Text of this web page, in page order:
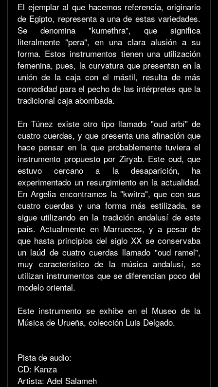
El ejemplar al que hacemos referencia, originario
de Egipto, representa a una de estas variedades.
Se denomina "kumethra", que significa
literalmente "pera", en una clara alusión a su
forma. Estos instrumentos tienen una utilización
femenina, pues, la curvatura que presentan en la
unión de la caja con el mástil, resulta de más
comodidad para el pecho de las intérpretes que la
tradicional caja abombada.
En Túnez existe otro tipo llamado "oud arbí" de
cuatro cuerdas, y que presenta una afinación que
hace pensar en la que probablemente tuviera el
instrumento propuesto por Ziryab. Este oud, que
estuvo cercano a la desaparición, ha
experimentado un resurgimiento en la actualidad.
En Argelia encontramos la "kwitra", que con sus
cuatro cuerdas y una forma más estilizada, se
sigue utilizando en la tradición andalusí de este
país. Actualmente en Marruecos, y a pesar de
que hasta principios del siglo XX se conservaba
un laúd de cuatro cuerdas llamado "oud ramel",
muy característico de la música andalusí, se
utilizan instrumentos que se diferencian poco del
modelo oriental.
Este instrumento se exhibe en el Museo de la
Música de Urueña, colección Luis Delgado.
Pista de audio:
CD: Kanza
Artista: Adel Salameh